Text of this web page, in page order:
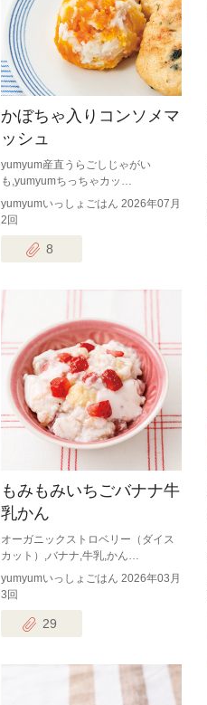
かぼちゃ入りコンソメマ
ッシュ
yumyum産直うらごしじゃがい
も,yumyumちっちゃカッ…
yumyumいっしょごはん 2026年07月
2回
8
もみもみいちごバナナ牛
乳かん
オーガニックストロベリー（ダイス
カット）,バナナ,牛乳,かん…
yumyumいっしょごはん 2026年03月
3回
29